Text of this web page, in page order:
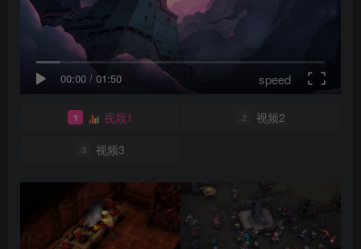
00:00 / 01:50 speed
1 视频1 2 视频2
3 视频3